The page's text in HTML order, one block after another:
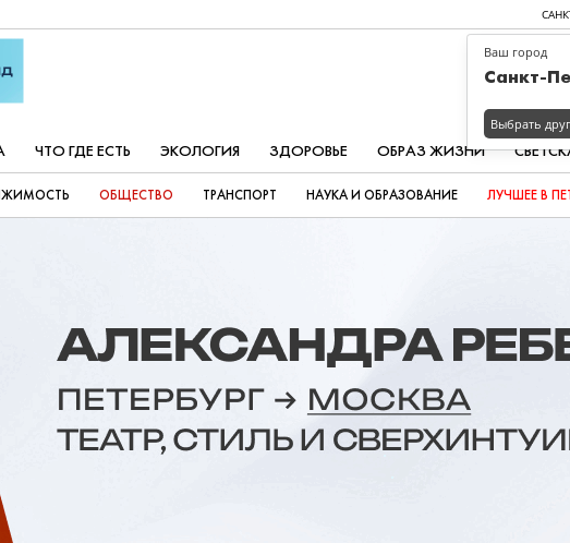
ЧТО ГДЕ ЕСТЬ ЭКОЛОГИЯ ЗДОРОВЬЕ ОБРАЗ ЖИЗНИ
ОБЩЕСТВО ТРАНСПОРТ НАУКА И ОБРАЗОВАНИЕ ЛУЧШЕЕ В
Ваш город
Санкт-
Выбрать